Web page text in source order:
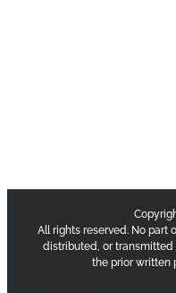
All rights reserved. No part
distributed, or
the prior written